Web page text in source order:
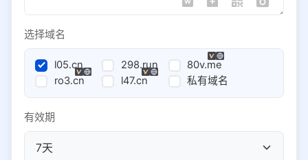
选择域名
l05.cn 298.run
80v.me
ro3.cn
l47.cn 私有域名
有效期